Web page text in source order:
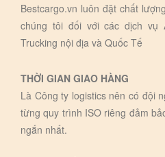
Bestcargo.vn luôn đặt chất
chúng tôi đối với các dịch vụ
Trucking nội địa và Quốc Tế
THỜI GIAN GIAO HÀNG
Là Công ty logistics nên có đội
từng quy trình ISO riêng đảm
ngắn nhất.